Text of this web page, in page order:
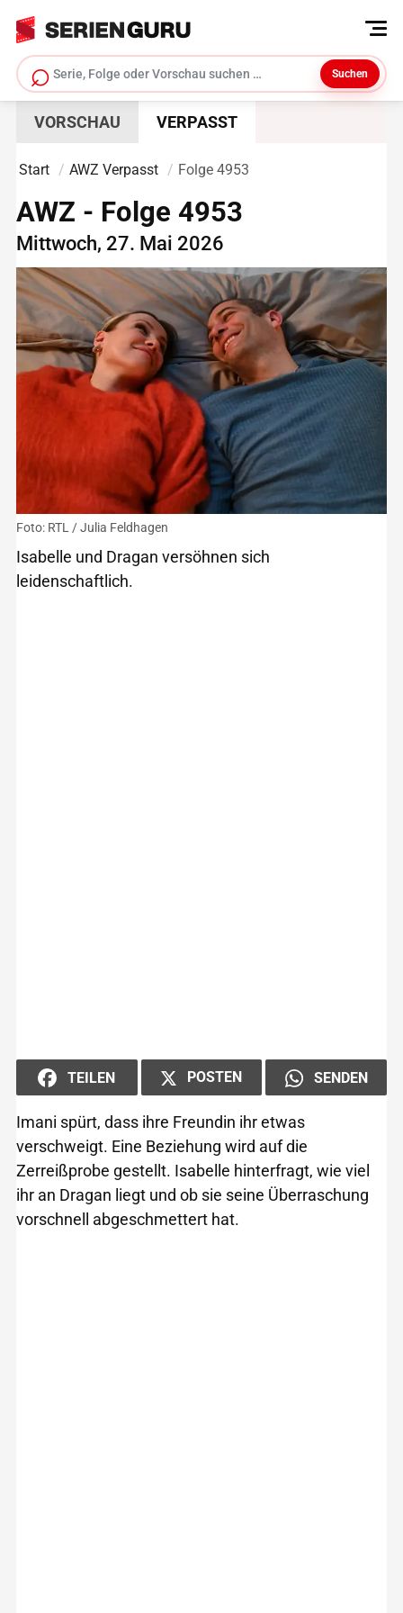
⌕
Serie suchen
Suchen
VORSCHAU VERPASST
Start AWZ Verpasst Folge 4953
AWZ - Folge 4953
Mittwoch, 27. Mai 2026
Foto: RTL / Julia Feldhagen
Isabelle und Dragan versöhnen sich
leidenschaftlich.
TEILEN POSTEN SENDEN
Imani spürt, dass ihre Freundin ihr etwas
verschweigt. Eine Beziehung wird auf die
Zerreißprobe gestellt. Isabelle hinterfragt, wie viel
ihr an Dragan liegt und ob sie seine Überraschung
vorschnell abgeschmettert hat.